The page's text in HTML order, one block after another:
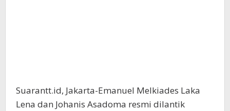
Suarantt.id, Jakarta-Emanuel Melkiades Laka
Lena dan Johanis Asadoma resmi dilantik